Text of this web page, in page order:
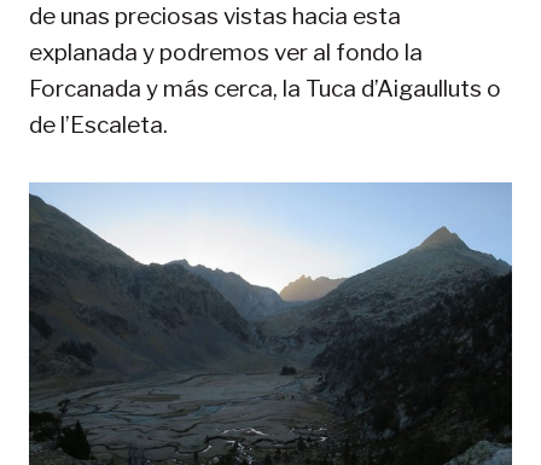
de unas preciosas vistas hacia esta
explanada y podremos ver al fondo la
Forcanada y más cerca, la Tuca d’Aigaulluts o
de l’Escaleta.